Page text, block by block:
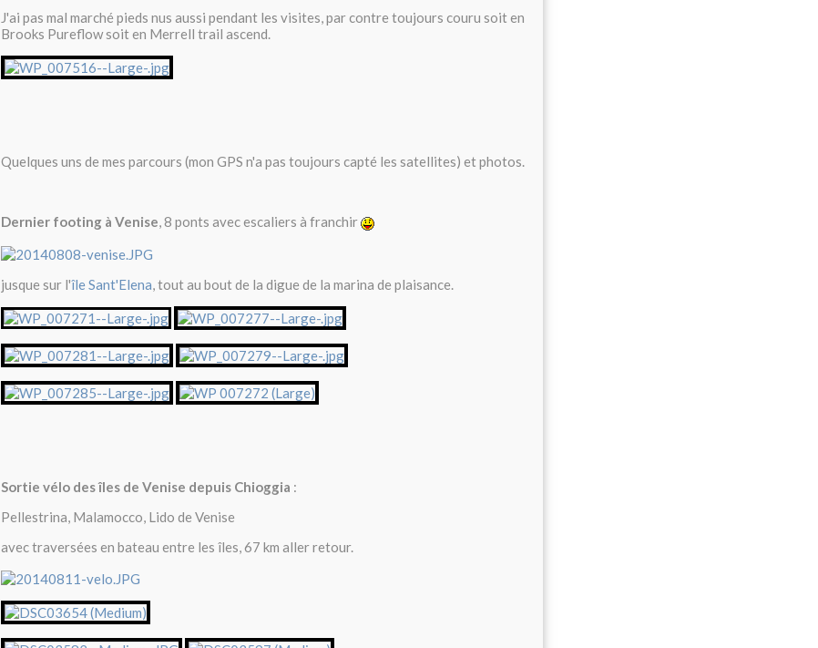
J'ai pas mal marché pieds nus aussi pendant les visites, par contre toujours couru soit en
Brooks Pureflow soit en Merrell trail ascend.
Quelques uns de mes parcours (mon GPS n'a pas toujours capté les satellites) et photos.
Dernier footing à Venise, 8 ponts avec escaliers à franchir
jusque sur l'île Sant'Elena, tout au bout de la digue de la marina de plaisance.
Sortie vélo des îles de Venise depuis Chioggia :
Pellestrina, Malamocco, Lido de Venise
avec traversées en bateau entre les îles, 67 km aller retour.